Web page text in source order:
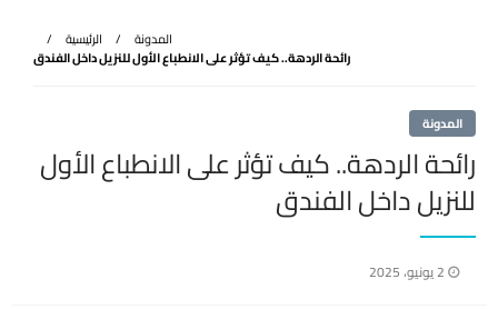
الرئيسية
المدونة
رائحة الردهة.. كيف تؤثر على الانطباع الأول للنزيل داخل الفندق
المدونة
رائحة الردهة.. كيف تؤثر على الانطباع الأول
للنزيل داخل الفندق
نُشر
2 يونيو، 2025